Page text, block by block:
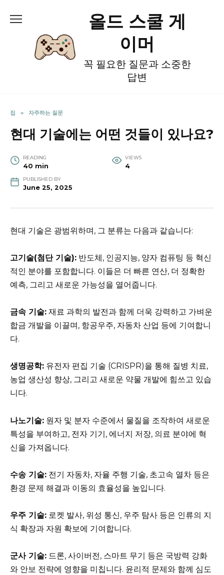
올드 스쿨 게
이머
꼭 필요한 질문과 소중한
답변
집 » 자주하는 질문
현대 기술에는 어떤 것들이 있나요?
READING
40 min
VIEWS
4
PUBLISHED BY
June 25, 2025
현대 기술은 광범위하며, 그 분류는 다음과 같습니다:
고기술(첨단 기술): 반도체, 인공지능, 양자 컴퓨팅 등 혁신
적인 분야를 포함합니다. 이들은 더 빠른 연산, 더 정확한
예측, 그리고 새로운 가능성을 열어줍니다.
금속 기술: 재료 과학의 발전과 함께 더욱 강력하고 가벼운
합금 개발을 이끌며, 항공우주, 자동차 산업 등에 기여합니
다.
생명공학: 유전자 편집 기술 (CRISPR)을 통해 질병 치료,
농업 생산성 향상, 그리고 새로운 약물 개발에 힘쓰고 있습
니다.
나노기술: 원자 및 분자 수준에서 물질을 조작하여 새로운
특성을 부여하고, 전자 기기, 에너지 저장, 의료 분야에 혁
신을 가져옵니다.
수송 기술: 전기 자동차, 자율 주행 기술, 초고속 열차 등은
환경 문제 해결과 이동의 효율성을 높입니다.
우주 기술: 로켓 발사, 위성 통신, 우주 탐사 등은 인류의 지
식 확장과 자원 확보에 기여합니다.
군사 기술: 드론, 사이버전, 스마트 무기 등은 국방력 강화
와 안보 전략에 영향을 미칩니다. 윤리적 문제와 함께 심도